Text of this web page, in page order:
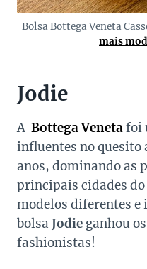
Bolsa Bottega Veneta
mais
Jodie
A Bottega Venetafoi
influentes no quesito
anos, dominando as
principais cidades
modelos diferentes e
bolsa Jodie ganhou
fashionistas!